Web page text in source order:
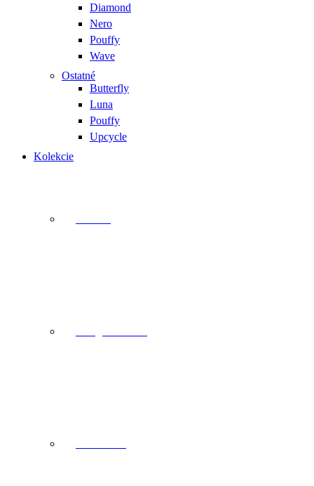
Diamond
Nero
Pouffy
Wave
Ostatné
Butterfly
Luna
Pouffy
Upcycle
Kolekcie